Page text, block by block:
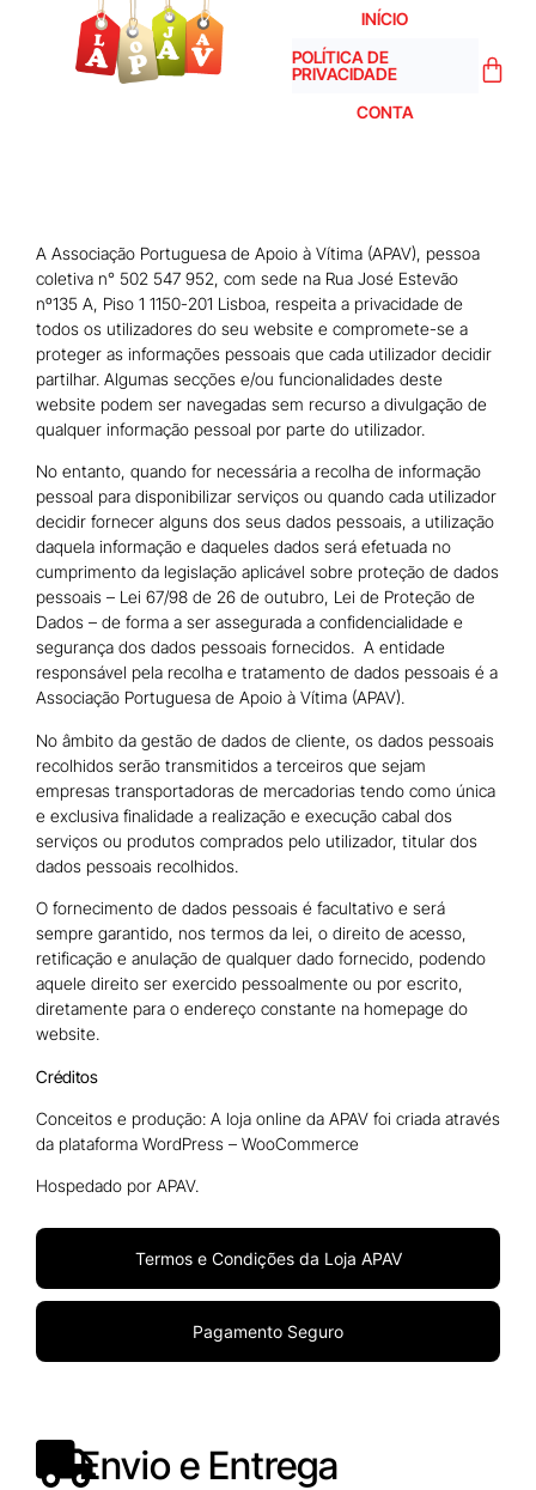
INÍCIO
POLÍTICA DE
PRIVACIDADE
CONTA
Termos e Condições da Loja APAV
Pagamento Seguro
A Associação Portuguesa de Apoio à Vítima (APAV), pessoa
coletiva n° 502 547 952, com sede na Rua José Estevão
nº135 A, Piso 1 1150-201 Lisboa, respeita a privacidade de
todos os utilizadores do seu website e compromete-se a
proteger as informações pessoais que cada utilizador decidir
partilhar. Algumas secções e/ou funcionalidades deste
website podem ser navegadas sem recurso a divulgação de
qualquer informação pessoal por parte do utilizador.
No entanto, quando for necessária a recolha de informação
pessoal para disponibilizar serviços ou quando cada utilizador
decidir fornecer alguns dos seus dados pessoais, a utilização
daquela informação e daqueles dados será efetuada no
cumprimento da legislação aplicável sobre proteção de dados
pessoais – Lei 67/98 de 26 de outubro, Lei de Proteção de
Dados – de forma a ser assegurada a confidencialidade e
segurança dos dados pessoais fornecidos. A entidade
responsável pela recolha e tratamento de dados pessoais é a
Associação Portuguesa de Apoio à Vítima (APAV).
No âmbito da gestão de dados de cliente, os dados pessoais
recolhidos serão transmitidos a terceiros que sejam
empresas transportadoras de mercadorias tendo como única
e exclusiva finalidade a realização e execução cabal dos
serviços ou produtos comprados pelo utilizador, titular dos
dados pessoais recolhidos.
O fornecimento de dados pessoais é facultativo e será
sempre garantido, nos termos da lei, o direito de acesso,
retificação e anulação de qualquer dado fornecido, podendo
aquele direito ser exercido pessoalmente ou por escrito,
diretamente para o endereço constante na homepage do
website.
Créditos
Conceitos e produção: A loja online da APAV foi criada através
da plataforma WordPress – WooCommerce
Hospedado por APAV.
Envio e Entrega